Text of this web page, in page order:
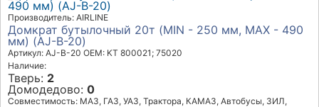
Производитель: AIRLINE
Домкрат бутылочный 20т (MIN - 250 мм, MAX - 490
мм) (AJ-B-20)
Артикул: AJ-B-20 OEM: KT 800021; 75020
Наличие:
Тверь: 2
Домодедово: 0
Совместимость: МАЗ, ГАЗ, УАЗ, Трактора, КАМАЗ, Автобусы, ЗИЛ,